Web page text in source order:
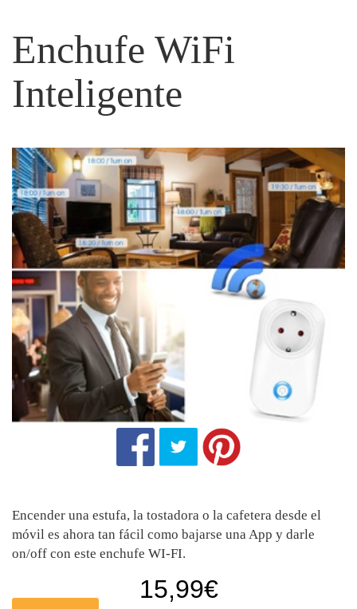
Enchufe WiFi
Inteligente
Encender una estufa, la tostadora o la cafetera desde el
móvil es ahora tan fácil como bajarse una App y darle
on/off con este enchufe WI-FI.
15,99€